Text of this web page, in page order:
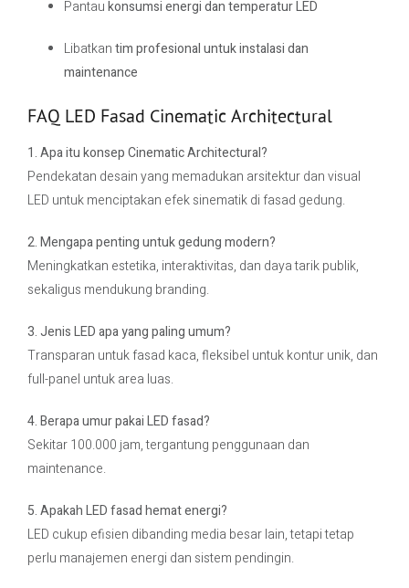
Pantaukonsumsi energi dan temperatur LED
Libatkantim profesional untuk instalasi dan
maintenance
FAQ LED Fasad Cinematic Architectural
1. Apa itu konsep Cinematic Architectural?
Pendekatan desain yang memadukan arsitektur dan visual
LED untuk menciptakan efek sinematik di fasad gedung.
2. Mengapa penting untuk gedung modern?
Meningkatkan estetika, interaktivitas, dan daya tarik publik,
sekaligus mendukung branding.
3. Jenis LED apa yang paling umum?
Transparan untuk fasad kaca, fleksibel untuk kontur unik, dan
full-panel untuk area luas.
4. Berapa umur pakai LED fasad?
Sekitar 100.000 jam, tergantung penggunaan dan
maintenance.
5. Apakah LED fasad hemat energi?
LED cukup efisien dibanding media besar lain, tetapi tetap
perlu manajemen energi dan sistem pendingin.